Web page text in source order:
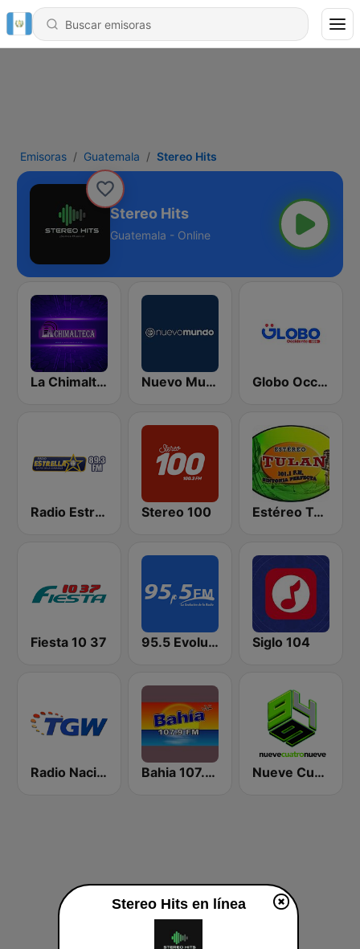
Emisoras Guatemala Stereo Hits
Stereo Hits
Guatemala - Online
La Chimalteca Radio Nuevo Mundo Globo Occidente
Radio Estrella Stereo 100 Estéreo Tulán
Fiesta 10 37 95.5 Evolución Siglo 104
Radio Nacional TGW 107.3 FM Bahia 107.9 FM Nueve Cuatro Nueve (949)
Stereo Hits en línea